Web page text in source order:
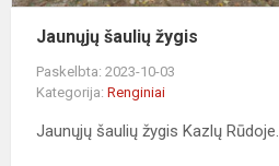
Jaunųjų šaulių žygis
Paskelbta: 2023-10-03
Kategorija:Renginiai
Jaunųjų šaulių žygis Kazlų Rūdoje.